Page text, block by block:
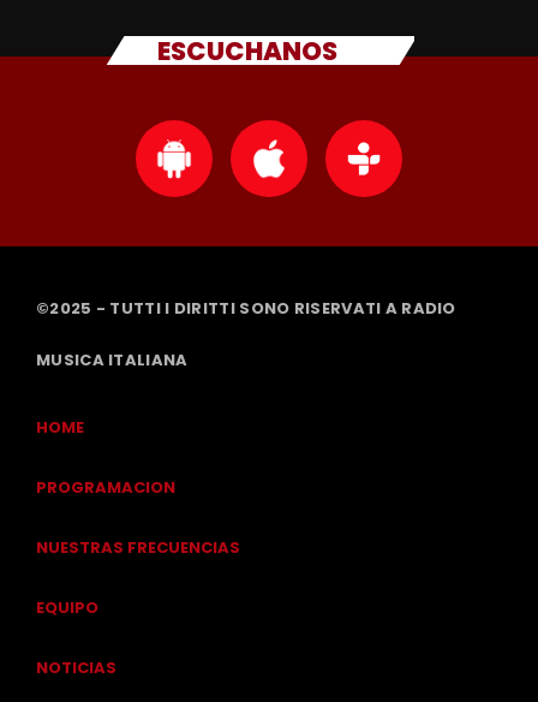
ESCUCHANOS
©2025 - TUTTI I DIRITTI SONO RISERVATI A RADIO
MUSICA ITALIANA
HOME
PROGRAMACION
NUESTRAS FRECUENCIAS
EQUIPO
NOTICIAS